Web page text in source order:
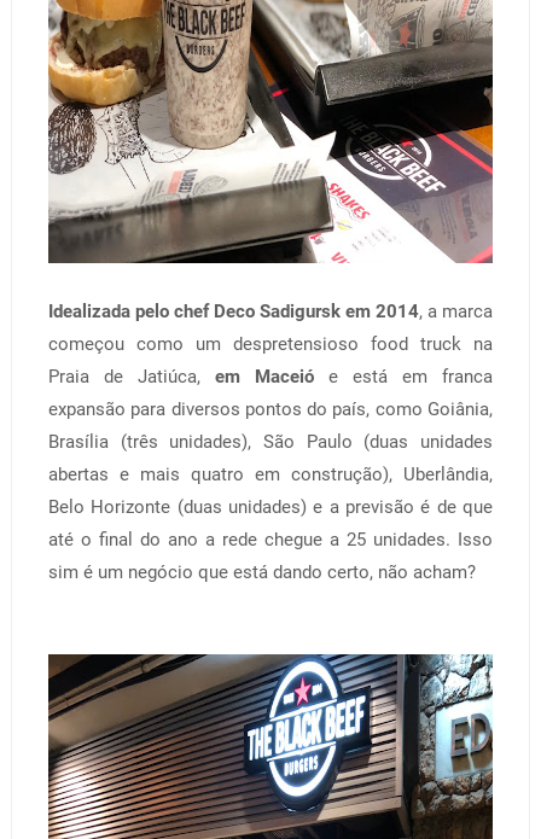
Idealizada pelo chef Deco Sadigursk em 2014, a marca
começou como um despretensioso food truck na
Praia de Jatiúca, em Maceió e está em franca
expansão para diversos pontos do país, como Goiânia,
Brasília (três unidades), São Paulo (duas unidades
abertas e mais quatro em construção), Uberlândia,
Belo Horizonte (duas unidades) e a previsão é de que
até o final do ano a rede chegue a 25 unidades. Isso
sim é um negócio que está dando certo, não acham?